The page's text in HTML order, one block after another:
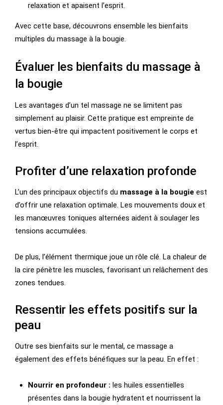
relaxation et apaisent l’esprit.
Avec cette base, découvrons ensemble les bienfaits
multiples du massage à la bougie.
Évaluer les bienfaits du massage à
la bougie
Les avantages d’un tel massage ne se limitent pas
simplement au plaisir. Cette pratique est empreinte de
vertus bien-être qui impactent positivement le corps et
l’esprit.
Profiter d’une relaxation profonde
L’un des principaux objectifs du massage à la bougie est
d’offrir une relaxation optimale. Les mouvements doux et
les manœuvres toniques alternées aident à soulager les
tensions accumulées.
De plus, l’élément thermique joue un rôle clé. La chaleur de
la cire pénètre les muscles, favorisant un relâchement des
zones tendues.
Ressentir les effets positifs sur la
peau
Outre ses bienfaits sur le mental, ce massage a
également des effets bénéfiques sur la peau. En effet :
Nourrir en profondeur : les huiles essentielles
présentes dans la bougie hydratent et nourrissent la